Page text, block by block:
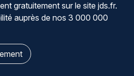
gratuitement sur le site jds.fr.
auprès de nos 3 000 000